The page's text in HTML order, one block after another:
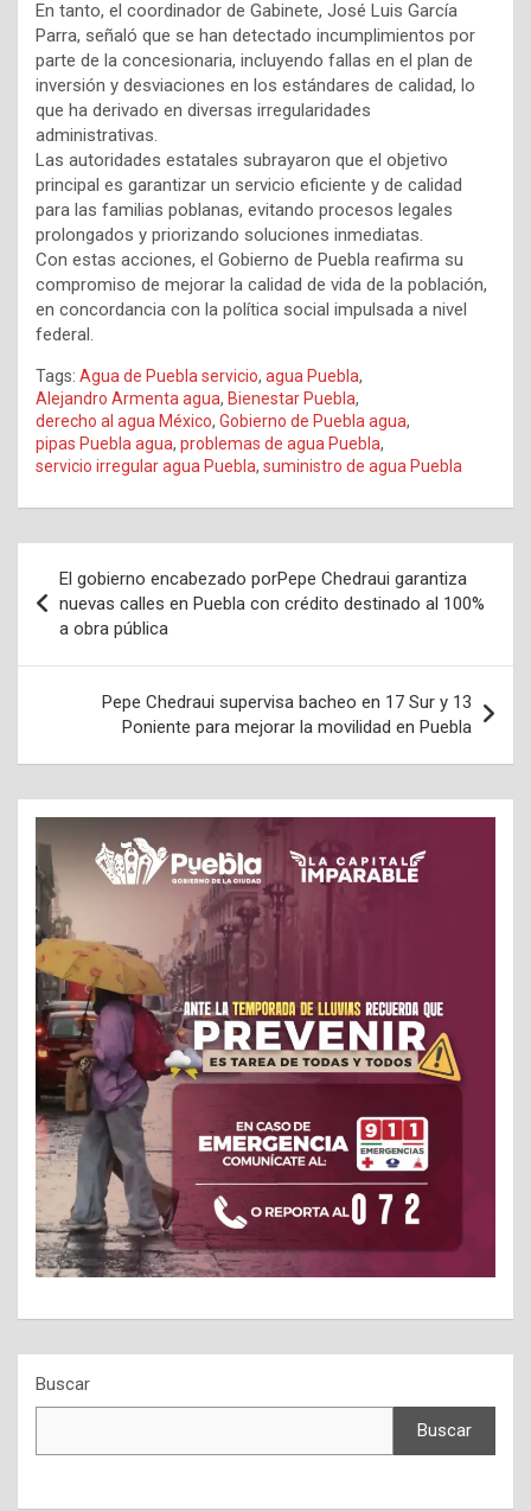
En tanto, el coordinador de Gabinete, José Luis García
Parra, señaló que se han detectado incumplimientos por
parte de la concesionaria, incluyendo fallas en el plan de
inversión y desviaciones en los estándares de calidad, lo
que ha derivado en diversas irregularidades
administrativas.
Las autoridades estatales subrayaron que el objetivo
principal es garantizar un servicio eficiente y de calidad
para las familias poblanas, evitando procesos legales
prolongados y priorizando soluciones inmediatas.
Con estas acciones, el Gobierno de Puebla reafirma su
compromiso de mejorar la calidad de vida de la población,
en concordancia con la política social impulsada a nivel
federal.
Tags: Agua de Puebla servicio, agua Puebla,
Alejandro Armenta agua, Bienestar Puebla,
derecho al agua México, Gobierno de Puebla agua,
pipas Puebla agua, problemas de agua Puebla,
servicio irregular agua Puebla, suministro de agua Puebla
de
entradas
El gobierno encabezado porPepe Chedraui garantiza
nuevas calles en Puebla con crédito destinado al 100%
a obra pública
Pepe Chedraui supervisa bacheo en 17 Sur y 13
Poniente para mejorar la movilidad en Puebla
Buscar
Buscar